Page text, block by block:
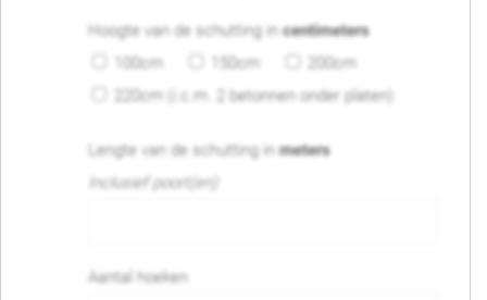
Hoogte van de schutting incentimeters
100cm
150cm
200cm
220cm (i.c.m. 2 betonnen onder platen)
Lengte van de schutting inmeters
Inclusief poort(en)
Aantal hoeken